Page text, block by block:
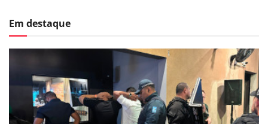
Em destaque